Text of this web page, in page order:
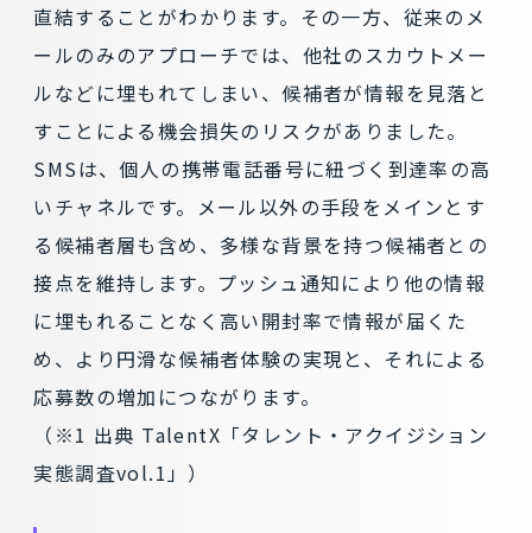
直結することがわかります。その一方、従来のメ
ールのみのアプローチでは、他社のスカウトメー
ルなどに埋もれてしまい、候補者が情報を見落と
すことによる機会損失のリスクがありました。
SMSは、個人の携帯電話番号に紐づく到達率の高
いチャネルです。メール以外の手段をメインとす
る候補者層も含め、多様な背景を持つ候補者との
接点を維持します。プッシュ通知により他の情報
に埋もれることなく高い開封率で情報が届くた
め、より円滑な候補者体験の実現と、それによる
応募数の増加につながります。
（※1 出典 TalentX「タレント・アクイジション
実態調査vol.1」）